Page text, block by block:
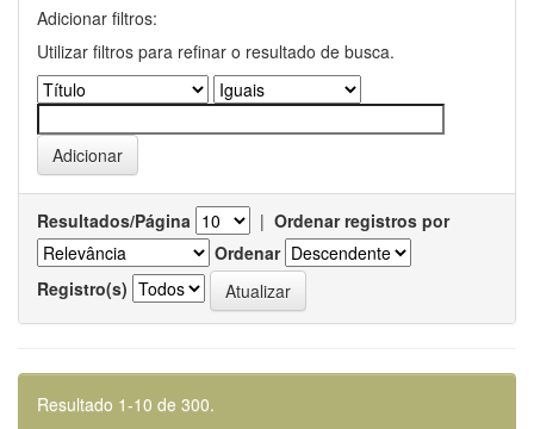
Adicionar filtros:
Utilizar filtros para refinar o resultado de busca.
Resultados/Página | Ordenar registros por
Ordenar
Registro(s)
Resultado 1-10 de 300.